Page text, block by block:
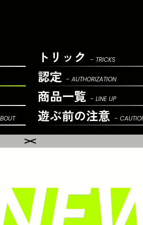
トリック - TRICKS
認定 - AUTHORIZATION
商品一覧 - LINE UP
遊ぶ前の注意 -